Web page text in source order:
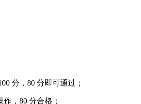
分，80 分即可通过；
，80 分合格；